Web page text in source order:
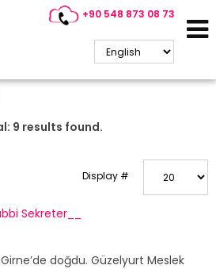
+90 548 873 08 73
9 results found.
Display #
Sekreter__
Girne’de doğdu. Güzelyurt Meslek